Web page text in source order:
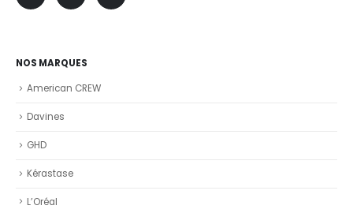
NOS MARQUES
American CREW
Davines
GHD
Kérastase
L’Oréal